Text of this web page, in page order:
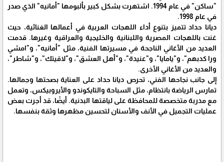
"ساكن" في عام 1994. اشتهرت بشكل كبير بألبومها "أمانيه" الذي صدر
في عام 1998.
ديانا حداد تتميز بتنوع أداء اللهجات العربية في أعمالها الغنائية، حيث
غنت باللهجات المصرية واللبنانية والخليجية والعراقية وغيرها. قدمت
العديد من الأغاني الناجحة في مسيرتها الفنية، مثل "أمانيه"، و"امشي
ورا كدبهم"، و"يامايا"، و"عنيدة"، و"أهل العشق"، و"لاقيتك"، و"شاطر"،
والعديد من الأغاني الأخرى.
إلى جانب نجاحها الفني، تحرص ديانا حداد على العناية بصحتها وجمالها.
تمارس الرياضة بانتظام، مثل السباحة والتايكوندو والأيروبيكس، وتعمل
مع مدربة متخصصة للمحافظة على لياقتها البدنية. أيضًا، قد أجرت بعض
عمليات التجميل في الأنف والأسنان لتحسين مظهرها وثقة بنفسها.